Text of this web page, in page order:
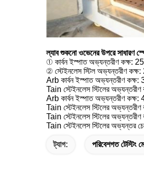
ল্যাব শুকনো ওভেনের উপরে সাধারণ
① কার্বন ইস্পাত অভ্যন্তরীণ কক্ষ:
② স্টেইনলেস স্টিল অভ্যন্তরীণ
Arb কার্বন ইস্পাত অভ্যন্তরীণ
Tain স্টেইনলেস স্টিলের
Arb কার্বন ইস্পাত অভ্যন্তরীণ
Tain স্টেইনলেস স্টিলের
Tain স্টেইনলেস স্টিলের
Tain স্টেইনলেস স্টিলের
ট্যাগ: পরিবেশগত টেস্টিং